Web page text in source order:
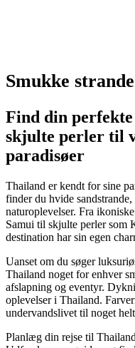
Smukke
Find din
skjulte perler til
paradisøer
Thailand er kendt for sine
finder du hvide
naturoplevelser. Fra
Samui til skjulte perler
destination har sin egen
Uanset om du søger
Thailand noget for enhver
afslapning og eventyr.
oplevelser i Thailand.
undervandslivet til noget
Planlæg din rejse til